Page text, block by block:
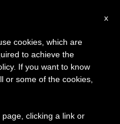
×
haremos la pausa
periodo de verano
y también el
x
cookies, which are
to achieve the
If you want to know
or some of the cookies,
clicking a link or